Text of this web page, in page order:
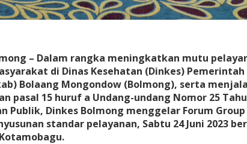
a
y
n
– Dalam rangka meningkatkan mutu
di Dinas Kesehatan (Dinkes) Pemerintah
Bolaang Mongondow (Bolmong), serta
pasal 15 huruf a Undang-undang Nomor 25
Publik, Dinkes Bolmong menggelar Forum Group
standar pelayanan, Sabtu 24 Juni 2023